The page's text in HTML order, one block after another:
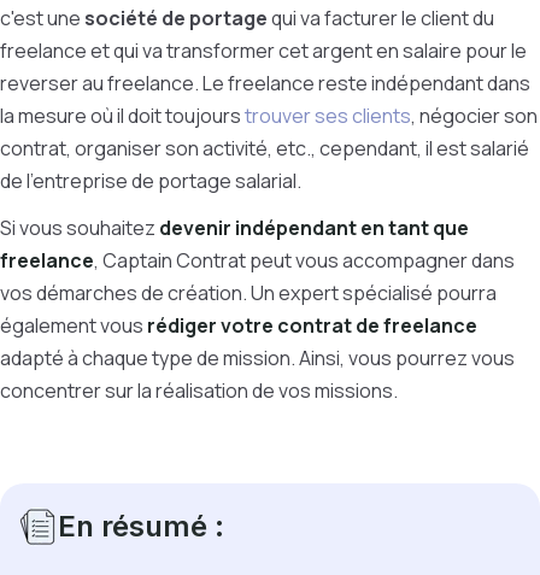
c'est une société de portagequi va facturer le client du
freelance et qui va transformer cet argent en salaire pour le
reverser au freelance. Le freelance reste indépendant dans
la mesure où il doit toujourstrouver ses clients, négocier son
contrat, organiser son activité, etc., cependant, il est salarié
de l’entreprise de portage salarial.
Si vous souhaitez devenir indépendant en tant que
freelance, Captain Contrat peut vous accompagner dans
vos démarches de création. Un expert spécialisé pourra
également vous rédiger votre contrat de freelance
adapté à chaque type de mission. Ainsi, vous pourrez vous
concentrer sur la réalisation de vos missions.
En résumé :